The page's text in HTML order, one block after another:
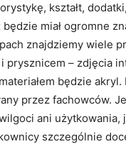
kształt,
miał ogromne
znajdziemy wiele
i prysznicem – zdjęcia
będzie
przez fachowców.
ani
szczególnie